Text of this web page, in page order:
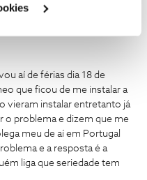
Forum|Forum|8 months ago
aí de férias dia 18 de
que ficou de me instalar a
vieram instalar entretanto já
o problema e dizem que me
meu de aí em Portugal
e a resposta é a
liga que seriedade tem